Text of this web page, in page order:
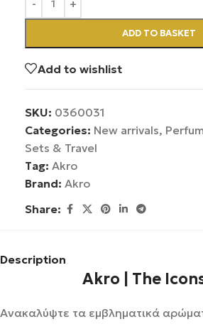
ADD TO BASKET
Add to wishlist
SKU: 0360031
Categories: New arrivals,
Sets & Travel
Tag: Akro
Brand: Akro
Share:
Description
Akro | The
Ανακαλύψτε τα εμβληματικά